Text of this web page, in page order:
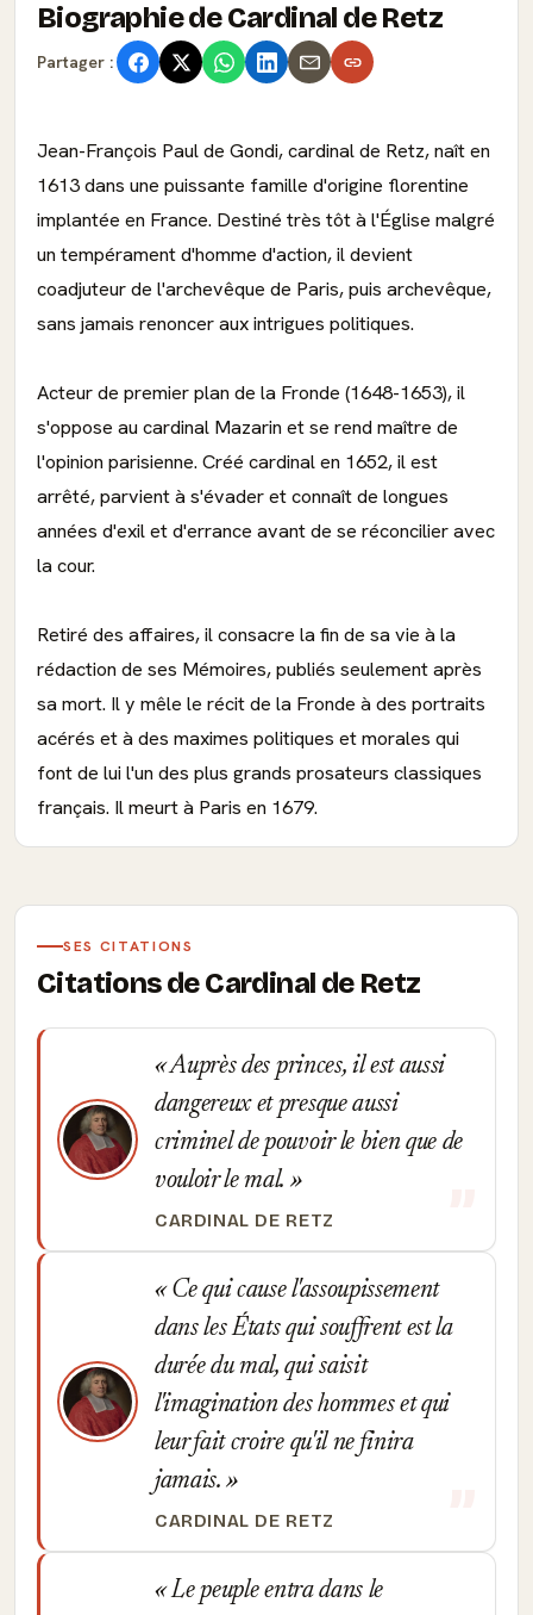
Biographie de Cardinal de Retz
Partager :
Jean-François Paul de Gondi, cardinal de Retz, naît en
1613 dans une puissante famille d'origine florentine
implantée en France. Destiné très tôt à l'Église malgré
un tempérament d'homme d'action, il devient
coadjuteur de l'archevêque de Paris, puis archevêque,
sans jamais renoncer aux intrigues politiques.
Acteur de premier plan de la Fronde (1648-1653), il
s'oppose au cardinal Mazarin et se rend maître de
l'opinion parisienne. Créé cardinal en 1652, il est
arrêté, parvient à s'évader et connaît de longues
années d'exil et d'errance avant de se réconcilier avec
la cour.
Retiré des affaires, il consacre la fin de sa vie à la
rédaction de ses Mémoires, publiés seulement après
sa mort. Il y mêle le récit de la Fronde à des portraits
acérés et à des maximes politiques et morales qui
font de lui l'un des plus grands prosateurs classiques
français. Il meurt à Paris en 1679.
SES CITATIONS
Citations de Cardinal de Retz
Auprès des princes, il est aussi
dangereux et presque aussi
criminel de pouvoir le bien que de
vouloir le mal.
CARDINAL DE RETZ
Ce qui cause l'assoupissement
dans les États qui souffrent est la
durée du mal, qui saisit
l'imagination des hommes et qui
leur fait croire qu'il ne finira
jamais.
CARDINAL DE RETZ
Le peuple entra dans le